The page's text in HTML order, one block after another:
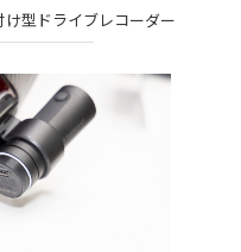
型ドライブレコーダー